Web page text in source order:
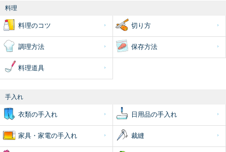
料理
料理のコツ 切り方
調理方法 保存方法
料理道具
手入れ
衣類の手入れ 日用品の手入れ
家具・家電の手入れ 裁縫